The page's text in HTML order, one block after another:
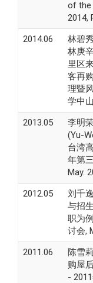
of the
2014,
2014.06
林碧
林庚
里区
客再
理暨
学中
2013.05
李明
(Yu-
台湾
年第
May.
2012.05
刘千
与招
职为
讨会,
2011.06
陈雪
购屋
-